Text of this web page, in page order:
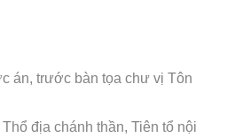
án, trước bàn tọa chư vị Tôn
địa chánh thần, Tiên tổ nội